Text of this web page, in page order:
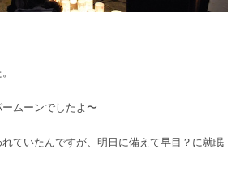
ムーンでしたよ〜
ていたんですが、明日に備えて早目？に就眠